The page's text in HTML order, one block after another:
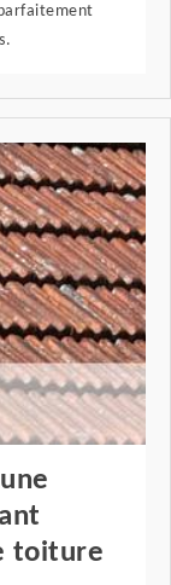
toiture